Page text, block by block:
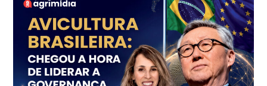
SP
R$ 7,15
kg
Trigo Atacado - Regional
PR
R$ 1.414,20